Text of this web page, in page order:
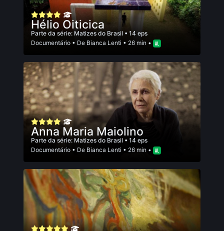
Hélio Oiticica
Parte da série: Matizes do Brasil • 14 eps
Documentário • De Bianca Lenti • 26 min •
Anna Maria Maiolino
Parte da série: Matizes do Brasil • 14 eps
Documentário • De Bianca Lenti • 26 min •